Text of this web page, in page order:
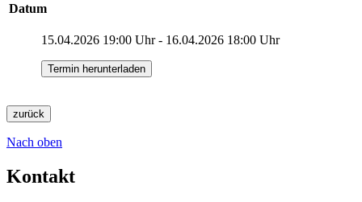
Datum
15.04.2026 19:00 Uhr - 16.04.2026 18:00 Uhr
Termin herunterladen
zurück
Nach oben
Kontakt